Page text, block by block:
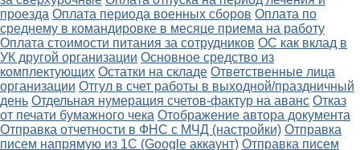
проезда Оплата периода военных сборов Оплата по
среднему в командировке в месяце приема на работу
Оплата стоимости питания за сотрудников ОС как вклад в
УК другой организации Основное средство из
комплектующих Остатки на складе Ответственные лица
организации Отгул в счет работы в выходной/праздничный
день Отдельная нумерация счетов-фактур на аванс Отказ
от печати бумажного чека Отображение автора документа
Отправка отчетности в ФНС с МЧД (настройки) Отправка
писем напрямую из 1С (Google аккаунт) Отправка писем